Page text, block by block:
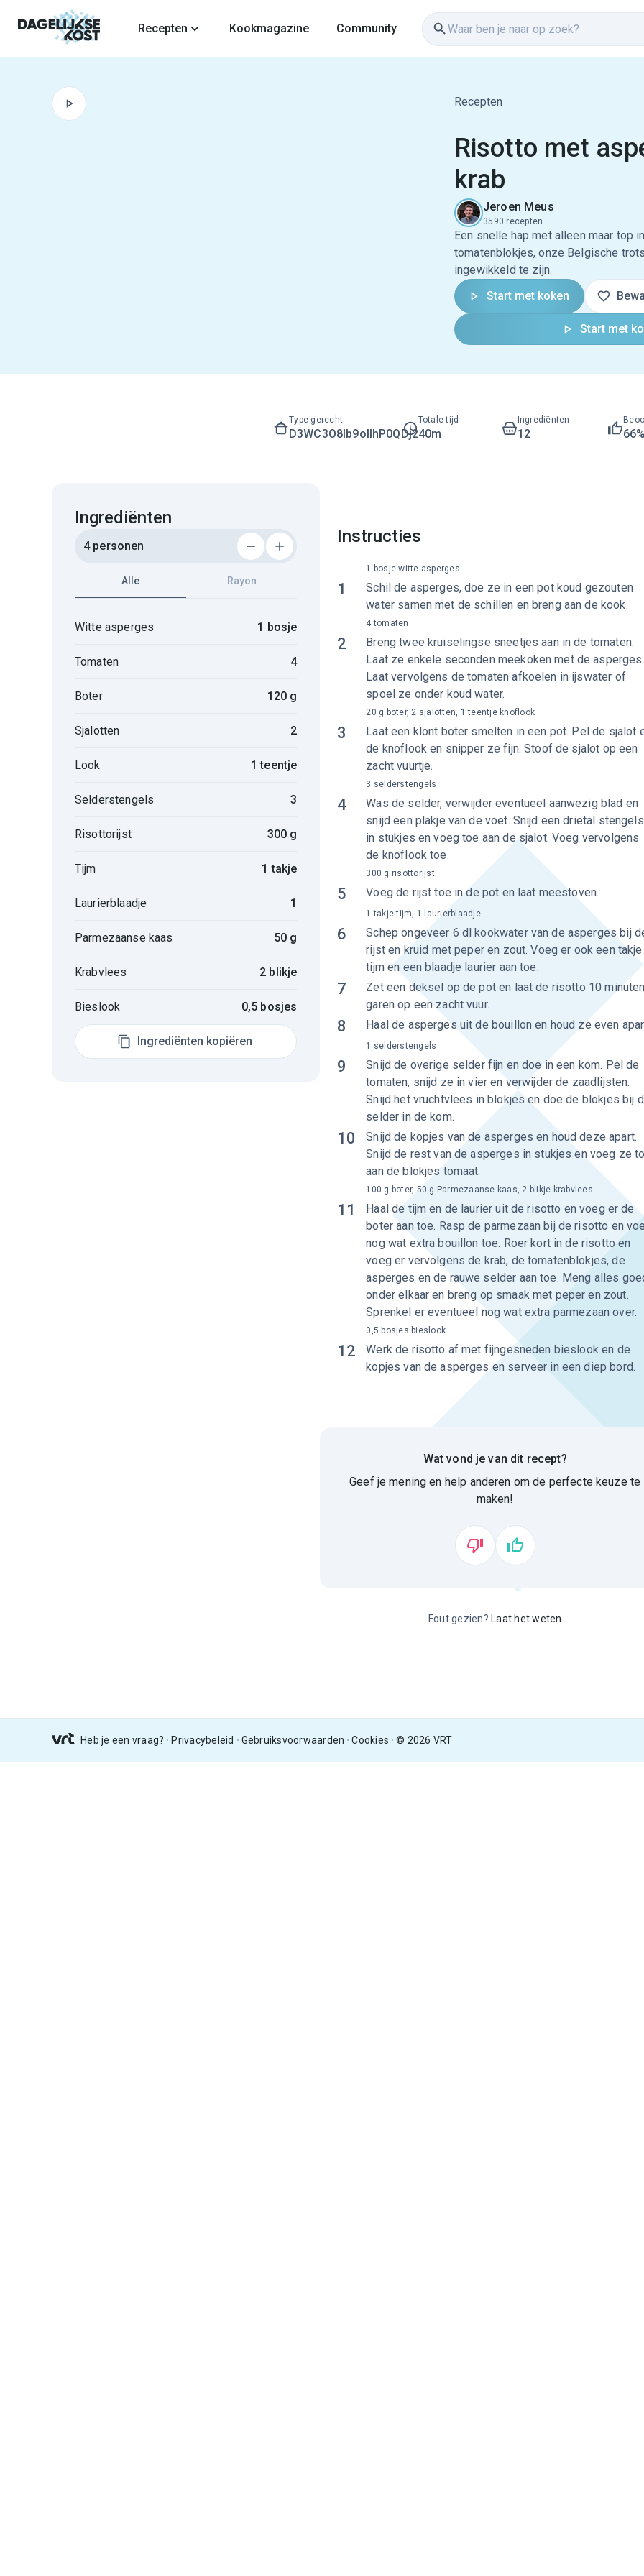
Recepten
Kookmagazine Community
Recepten
Risotto met
krab
Jeroen Meus
3590 recepten
Een snelle hap met alleen maar top
tomatenblokjes, onze Belgische
ingewikkeld te zijn.
Start met koken
Start met
Type gerecht
D3WC3O8lb9ollhP0QDj2
Totale tijd
40m
Ingrediënten
12 66%
Ingrediënten
4 personen
Alle Rayon
Witte asperges 1 bosje
Tomaten 4
Boter 120 g
Sjalotten 2
Look 1 teentje
Selderstengels 3
Risottorijst 300 g
Tijm 1 takje
Laurierblaadje 1
Parmezaanse kaas 50 g
Krabvlees 2 blikje
Bieslook 0,5 bosjes
Ingrediënten kopiëren
Instructies
1
Schil de asperges, doe ze in een pot koud gezouten
water samen met de schillen en breng aan de kook.
1 bosje witte asperges
2
Breng twee kruiselingse sneetjes aan in de tomaten.
Laat ze enkele seconden meekoken met de asperges.
Laat vervolgens de tomaten afkoelen in ijswater of
spoel ze onder koud water.
4 tomaten
3
Laat een klont boter smelten in een pot. Pel de sjalot
de knoflook en snipper ze fijn. Stoof de sjalot op een
zacht vuurtje.
20 g boter, 2 sjalotten, 1 teentje knoflook
4
Was de selder, verwijder eventueel aanwezig blad en
snijd een plakje van de voet. Snijd een drietal stengels
in stukjes en voeg toe aan de sjalot. Voeg vervolgens
de knoflook toe.
3 selderstengels
5 Voeg de rijst toe in de pot en laat meestoven.
300 g risottorijst
6
Schep ongeveer 6 dl kookwater van de asperges bij
rijst en kruid met peper en zout. Voeg er ook een takje
tijm en een blaadje laurier aan toe.
1 takje tijm, 1 laurierblaadje
7
Zet een deksel op de pot en laat de risotto 10 minuten
garen op een zacht vuur.
8 Haal de asperges uit de bouillon en houd ze even
9
Snijd de overige selder fijn en doe in een kom. Pel de
tomaten, snijd ze in vier en verwijder de zaadlijsten.
Snijd het vruchtvlees in blokjes en doe de blokjes bij
selder in de kom.
1 selderstengels
10
Snijd de kopjes van de asperges en houd deze apart.
Snijd de rest van de asperges in stukjes en voeg ze
aan de blokjes tomaat.
11
Haal de tijm en de laurier uit de risotto en voeg er de
boter aan toe. Rasp de parmezaan bij de risotto en
nog wat extra bouillon toe. Roer kort in de risotto en
voeg er vervolgens de krab, de tomatenblokjes, de
asperges en de rauwe selder aan toe. Meng alles
onder elkaar en breng op smaak met peper en zout.
Sprenkel er eventueel nog wat extra parmezaan over.
100 g boter, 50 g Parmezaanse kaas, 2 blikje krabvlees
12
Werk de risotto af met fijngesneden bieslook en de
kopjes van de asperges en serveer in een diep bord.
0,5 bosjes bieslook
Wat vond je van dit recept?
Geef je mening en help anderen om de perfecte keuze te
maken!
Fout gezien? Laat het weten
Heb je een vraag? Privacybeleid Gebruiksvoorwaarden Cookies © 2026 VRT